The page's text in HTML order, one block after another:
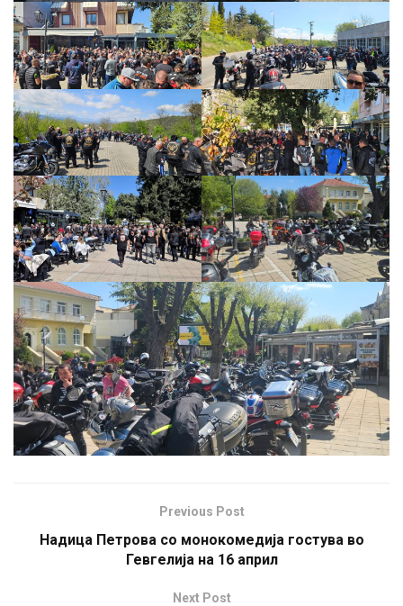
Previous Post
Надица Петрова со монокомедија гостува во
Гевгелија на 16 април
Next Post